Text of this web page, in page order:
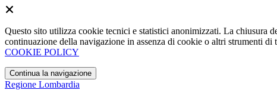
Questo sito utilizza cookie tecnici e statistici anonimizzati. La chiusura
continuazione della navigazione in assenza di cookie o altri strumenti
COOKIE POLICY
Continua la navigazione
Regione Lombardia